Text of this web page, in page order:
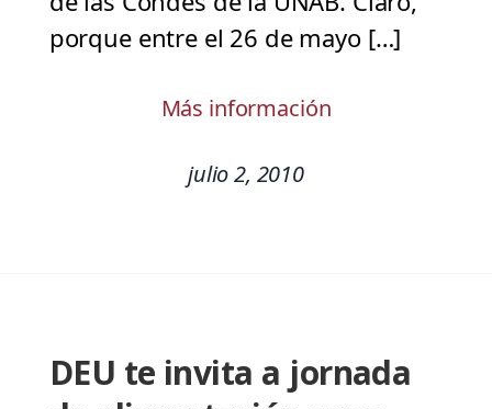
porque entre el 26 de mayo […]
Más información
julio 2, 2010
DEU te invita a jornada